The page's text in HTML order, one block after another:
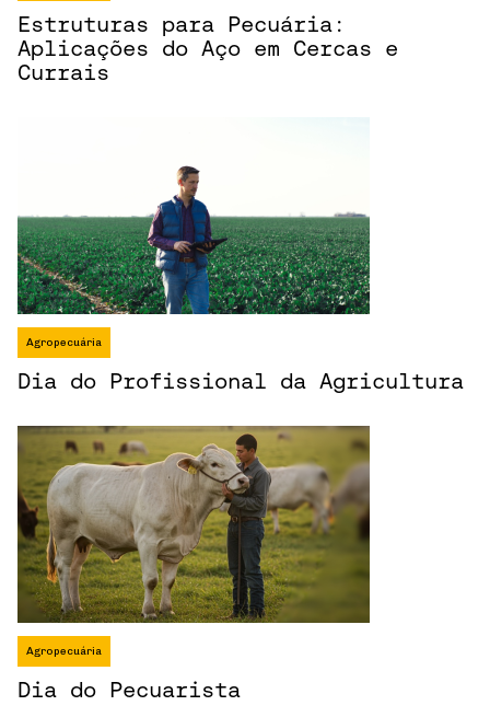
Estruturas para Pecuária:
Aplicações do Aço em Cercas e
Currais
Agropecuária
Dia do Profissional da Agricultura
Agropecuária
Dia do Pecuarista